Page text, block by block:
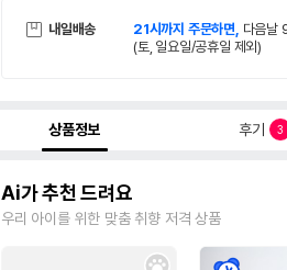
내일배송 21시까지 주문하면, 다음날
(토, 일요일/공휴일 제외)
상품정보 후기 3
Ai가 추천 드려요
우리 아이를 위한 맞춤 취향 저격 상품